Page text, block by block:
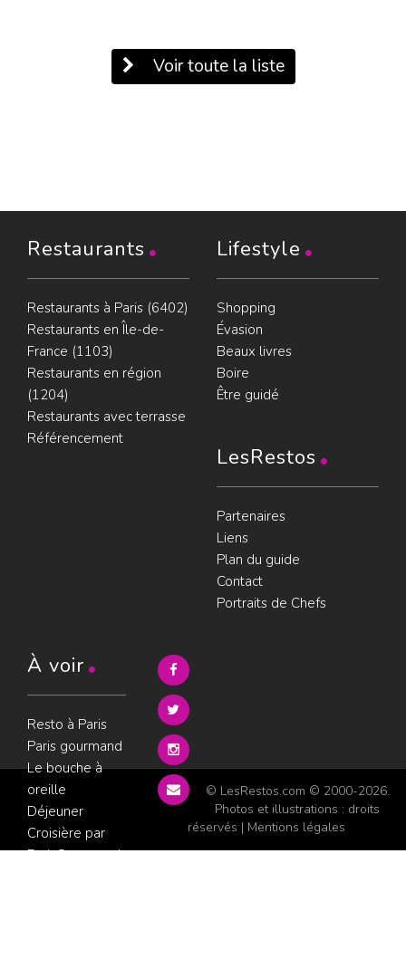
Voir toute la liste
Restaurants
Restaurants à Paris (6402)
Restaurants en Île-de-
France (1103)
Restaurants en région
(1204)
Restaurants avec terrasse
Référencement
Lifestyle
Shopping
Évasion
Beaux livres
Boire
Être guidé
LesRestos
Partenaires
Liens
Plan du guide
Contact
Portraits de Chefs
À voir
Resto à Paris
Paris gourmand
Le bouche à
oreille
Déjeuner
Croisière par
ParisGourmand
© LesRestos.com © 2000-2026.
Photos et illustrations : droits
réservés | Mentions légales